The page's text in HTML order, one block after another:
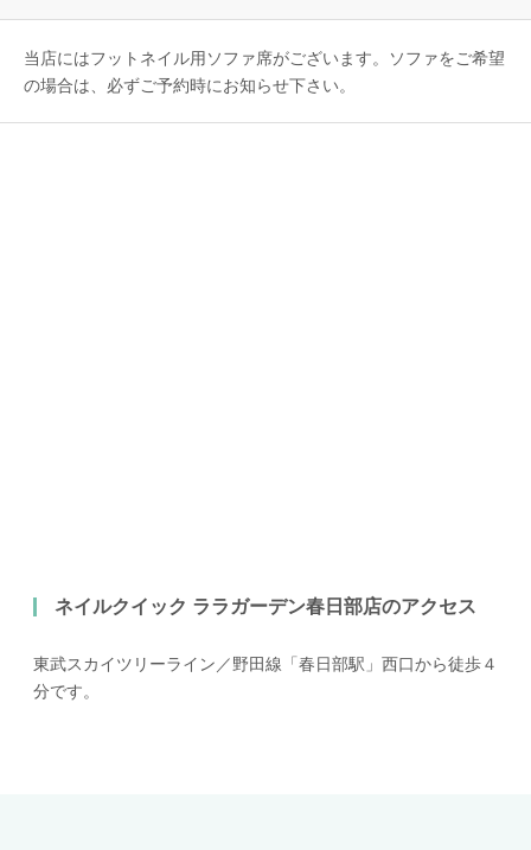
当店にはフットネイル用ソファ席がございます。ソファをご希望
の場合は、必ずご予約時にお知らせ下さい。
ネイルクイック ララガーデン春日部店のアクセス
東武スカイツリーライン／野田線「春日部駅」西口から徒歩４
分です。